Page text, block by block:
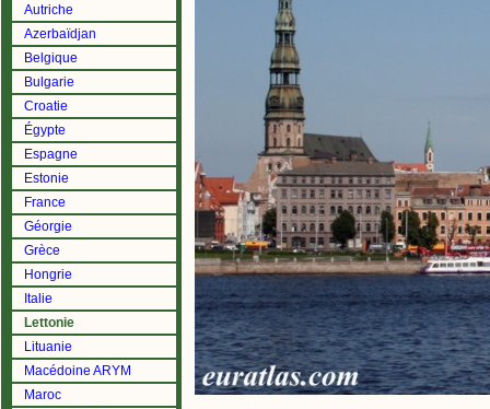
Autriche
Azerbaïdjan
Belgique
Bulgarie
Croatie
Égypte
Espagne
Estonie
France
Géorgie
Grèce
Hongrie
Italie
Lettonie
Lituanie
Macédoine ARYM
Maroc